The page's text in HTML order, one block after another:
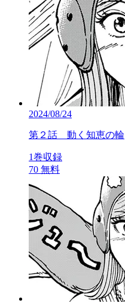
2024/08/24
第２話 動く知恵の輪
1巻収録
70 無料